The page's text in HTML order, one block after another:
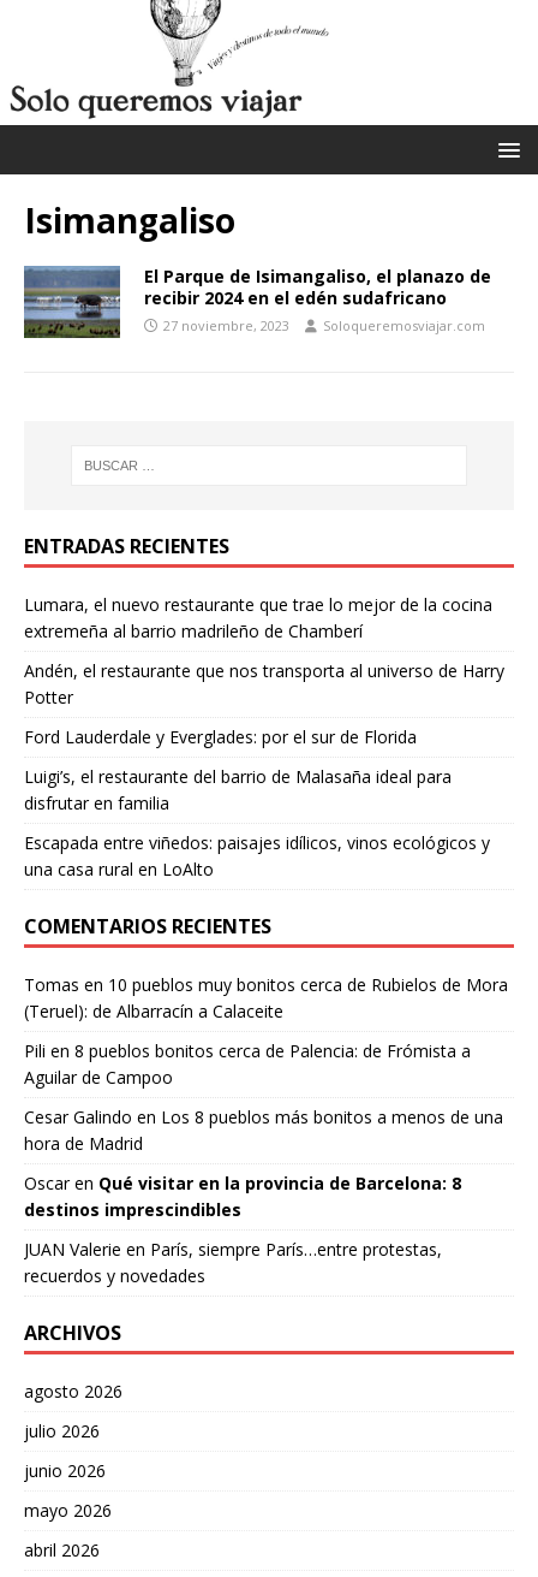
Isimangaliso
El Parque de Isimangaliso, el planazo de
recibir 2024 en el edén sudafricano
27 noviembre, 2023 Soloqueremosviajar.com
ENTRADAS RECIENTES
Lumara, el nuevo restaurante que trae lo mejor de la cocina
extremeña al barrio madrileño de Chamberí
Andén, el restaurante que nos transporta al universo de Harry
Potter
Ford Lauderdale y Everglades: por el sur de Florida
Luigi’s, el restaurante del barrio de Malasaña ideal para
disfrutar en familia
Escapada entre viñedos: paisajes idílicos, vinos ecológicos y
una casa rural en LoAlto
COMENTARIOS RECIENTES
Tomas en 10 pueblos muy bonitos cerca de Rubielos de Mora
(Teruel): de Albarracín a Calaceite
Pili en 8 pueblos bonitos cerca de Palencia: de Frómista a
Aguilar de Campoo
Cesar Galindo en Los 8 pueblos más bonitos a menos de una
hora de Madrid
Oscaren Qué visitar en la provincia de Barcelona: 8
destinos imprescindibles
JUAN Valerie en París, siempre París…entre protestas,
recuerdos y novedades
ARCHIVOS
agosto 2026
julio 2026
junio 2026
mayo 2026
abril 2026